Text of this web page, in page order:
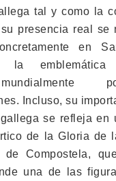
tal y como la
presencia real se
en
la emblemática
Incluso, su
se refleja en
de la Gloria de
de Compostela,
una de las